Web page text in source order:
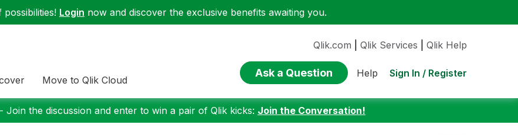
Login now and discover the exclusive benefits awaiting you.
Move to Qlik Cloud
Qlik.com Qlik Services Qlik Help
Ask a Question Help Sign In / Register
Join the discussion and enter to win a pair of Qlik kicks: Join the Conversation!